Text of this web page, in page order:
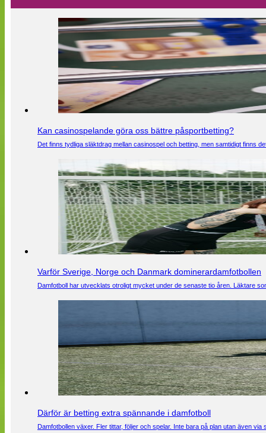
Kan casinospelande göra oss bättre påsportbetting?
Det finns tydliga släktdrag mellan casinospel och betting, men samtidigt finns
Varför Sverige, Norge och Danmark dominerardamfotbollen
Damfotboll har utvecklats otroligt mycket under de senaste tio åren. Läktare
Därför är betting extra spännande i damfotboll
Damfotbollen växer. Fler tittar, följer och spelar. Inte bara på plan utan även